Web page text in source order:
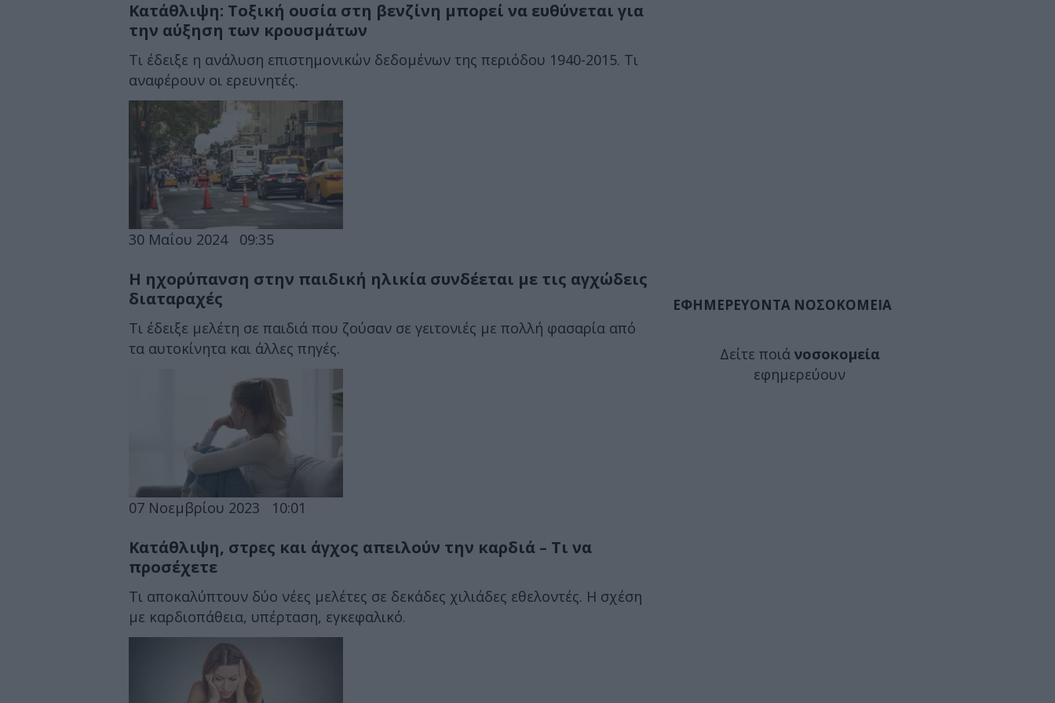
Κατάθλιψη: Τοξική ουσία στη βενζίνη μπορεί να ευθύνεται για
την αύξηση των κρουσμάτων
Τι έδειξε η ανάλυση επιστημονικών δεδομένων της περιόδου 1940-2015. Τι
αναφέρουν οι ερευνητές.
30 Μαΐου 2024 09:35
Η ηχορύπανση στην παιδική ηλικία συνδέεται με τις αγχώδεις
διαταραχές
Τι έδειξε μελέτη σε παιδιά που ζούσαν σε γειτονιές με πολλή φασαρία από
τα αυτοκίνητα και άλλες πηγές.
07 Νοεμβρίου 2023 10:01
Κατάθλιψη, στρες και άγχος απειλούν την καρδιά – Τι να
προσέχετε
Τι αποκαλύπτουν δύο νέες μελέτες σε δεκάδες χιλιάδες εθελοντές. Η σχέση
με καρδιοπάθεια, υπέρταση, εγκεφαλικό.
ΕΦΗΜΕΡΕΥΟΝΤΑ ΝΟΣΟΚΟΜΕΙΑ
Δείτε ποιά νοσοκομεία
εφημερεύουν